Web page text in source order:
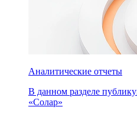
Аналитические отчеты
В данном разделе
«Солар»